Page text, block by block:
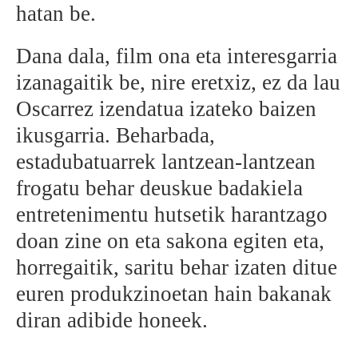
hatan be.
Dana dala, film ona eta interesgarria
izanagaitik be, nire eretxiz, ez da lau
Oscarrez izendatua izateko baizen
ikusgarria. Beharbada,
estadubatuarrek lantzean-lantzean
frogatu behar deuskue badakiela
entretenimentu hutsetik harantzago
doan zine on eta sakona egiten eta,
horregaitik, saritu behar izaten ditue
euren produkzinoetan hain bakanak
diran adibide honeek.